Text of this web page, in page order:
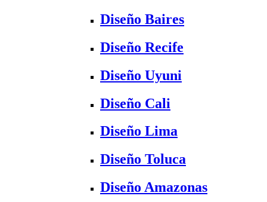
Diseño Baires
Diseño Recife
Diseño Uyuni
Diseño Cali
Diseño Lima
Diseño Toluca
Diseño Amazonas